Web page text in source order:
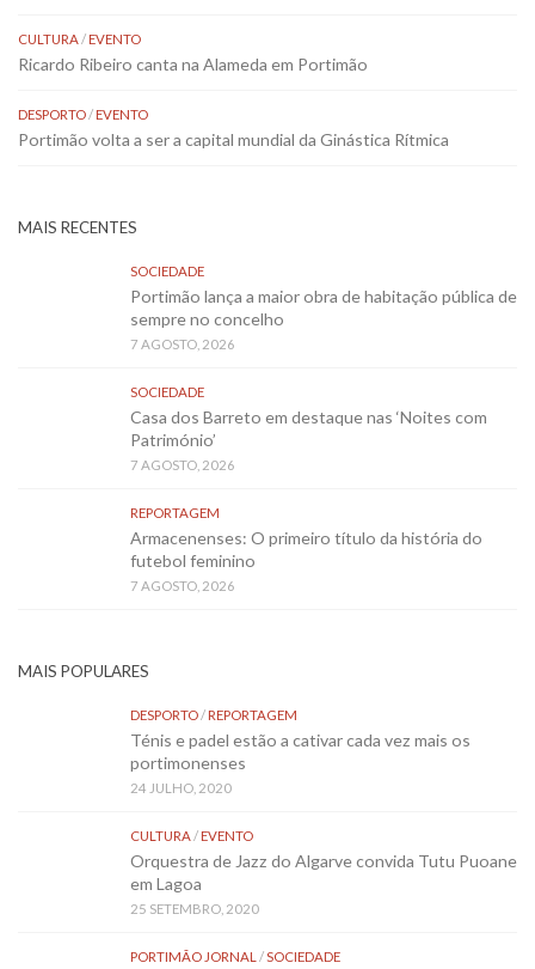
CULTURA/EVENTO
Ricardo Ribeiro canta na Alameda em Portimão
DESPORTO/EVENTO
Portimão volta a ser a capital mundial da Ginástica Rítmica
MAIS RECENTES
SOCIEDADE
Portimão lança a maior obra de habitação pública de
sempre no concelho
7 AGOSTO, 2026
SOCIEDADE
Casa dos Barreto em destaque nas ‘Noites com
Património’
7 AGOSTO, 2026
REPORTAGEM
Armacenenses: O primeiro título da história do
futebol feminino
7 AGOSTO, 2026
MAIS POPULARES
DESPORTO/REPORTAGEM
Ténis e padel estão a cativar cada vez mais os
portimonenses
24 JULHO, 2020
CULTURA/EVENTO
Orquestra de Jazz do Algarve convida Tutu Puoane
em Lagoa
25 SETEMBRO, 2020
PORTIMÃO JORNAL /SOCIEDADE